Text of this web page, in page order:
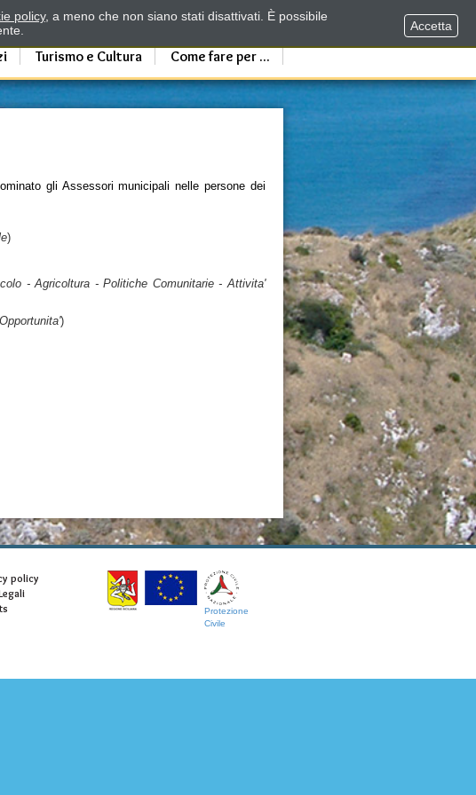
Turismo e Cultura Come fare per ...
gli Assessori municipali nelle persone dei
)
- Agricoltura - Politiche Comunitarie - Attivita'
)
policy
Protezione
Civile
policy, a meno che non siano stati disattivati. È possibile
Accetta